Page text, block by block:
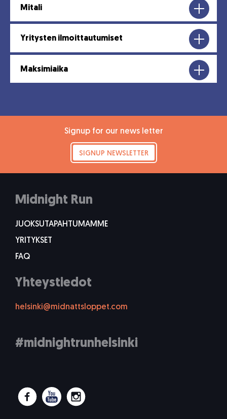
Mitali
Yritysten ilmoittautumiset
Maksimiaika
Signup for our news letter
SIGNUP NEWSLETTER
Midnight Run
JUOKSUTAPAHTUMAMME
YRITYKSET
FAQ
Yhteystiedot
helsinki@midnattsloppet.com
#midnightrunhelsinki